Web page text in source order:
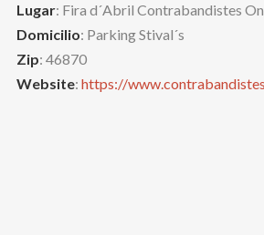
Lugar: Fira d´Abril Contrabandistes
Domicilio: Parking Stival´s
Zip: 46870
Website: https://